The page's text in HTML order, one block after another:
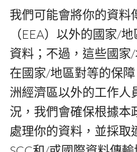
我們可能會將你的資料
（EEA）以外的國家/
資料；不過，這些國
在國家/地區對等的保
洲經濟區以外的工作人
況，我們會確保根據本
處理你的資料，並採取